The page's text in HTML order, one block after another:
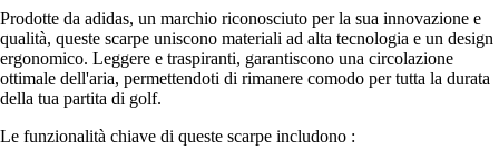
Prodotte da adidas, un marchio riconosciuto per la sua innovazione e
qualità, queste scarpe uniscono materiali ad alta tecnologia e un design
ergonomico. Leggere e traspiranti, garantiscono una circolazione
ottimale dell'aria, permettendoti di rimanere comodo per tutta la durata
della tua partita di golf.
Le funzionalità chiave di queste scarpe includono :